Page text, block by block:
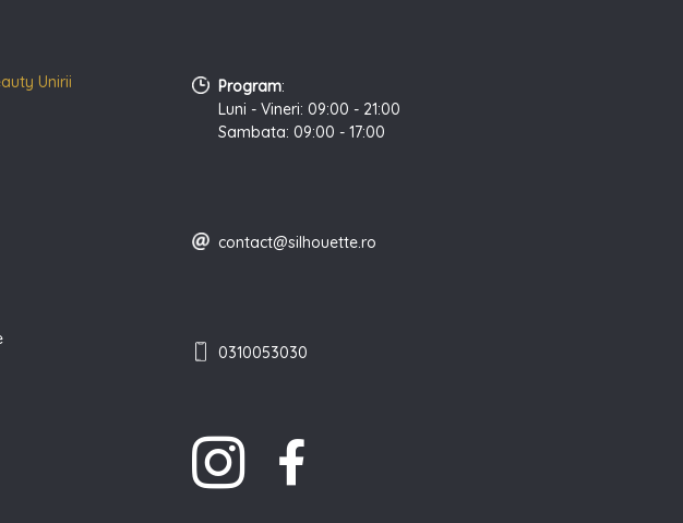
Unirii Program:
Luni - Vineri: 09:00 - 21:00
Sambata: 09:00 - 17:00
contact@silhouette.ro
0310053030